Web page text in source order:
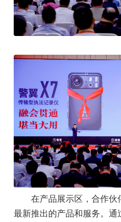
在产品展示区，合作伙
最新推出的产品和服务。通